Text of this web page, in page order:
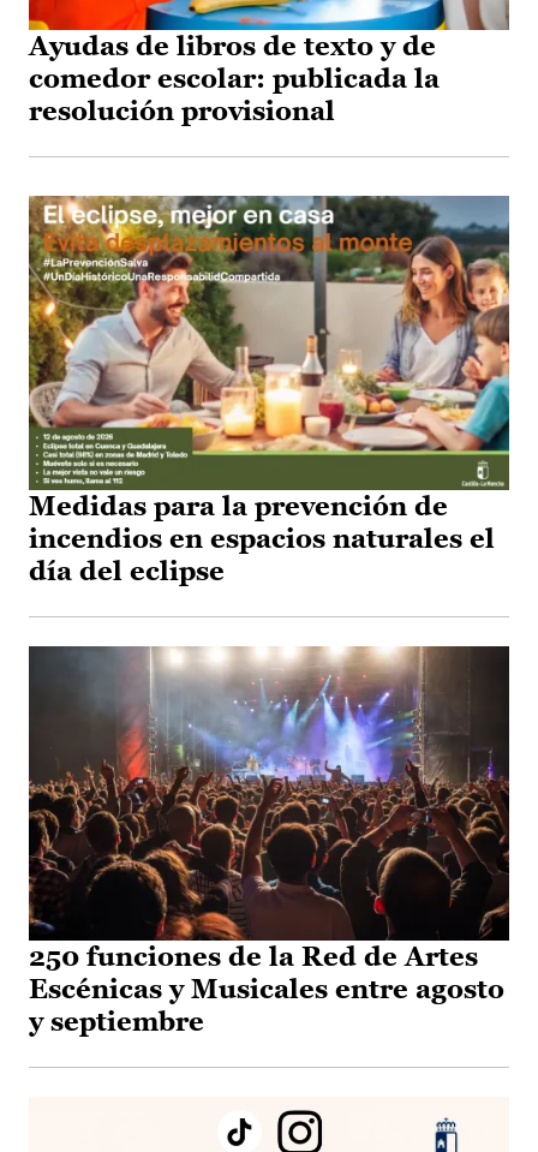
Ayudas de libros de texto y de
comedor escolar: publicada la
resolución provisional
Medidas para la prevención de
incendios en espacios naturales el
día del eclipse
250 funciones de la Red de Artes
Escénicas y Musicales entre agosto
y septiembre